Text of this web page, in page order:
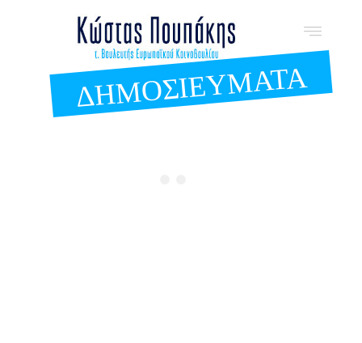
ΔΗΜΟΣΙΕΥΜΑΤΑ